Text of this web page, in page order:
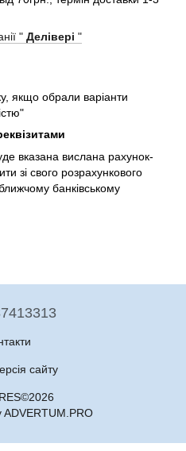
" Делівері "
якщо обрали варіанти
вказана вислана рахунок-
зі свого розрахункового
банківському
сайту